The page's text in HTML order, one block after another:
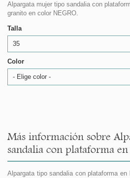
Alpargata mujer tipo sandalia con
granito en color NEGRO.
Talla
35
Color
- Elige color -
Más información sobre
sandalia con plataforma en
Alpargata tipo sandalia con plataforma